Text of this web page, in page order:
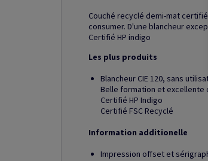
Couché recyclé demi-mat
consumer. D'une blancheur
Certifié HP indigo
Les plus produits
Blancheur CIE 120, sans
Belle formation et excellente
Certifié HP Indigo
Certifié FSC Recyclé
Information additionelle
Impression offset et